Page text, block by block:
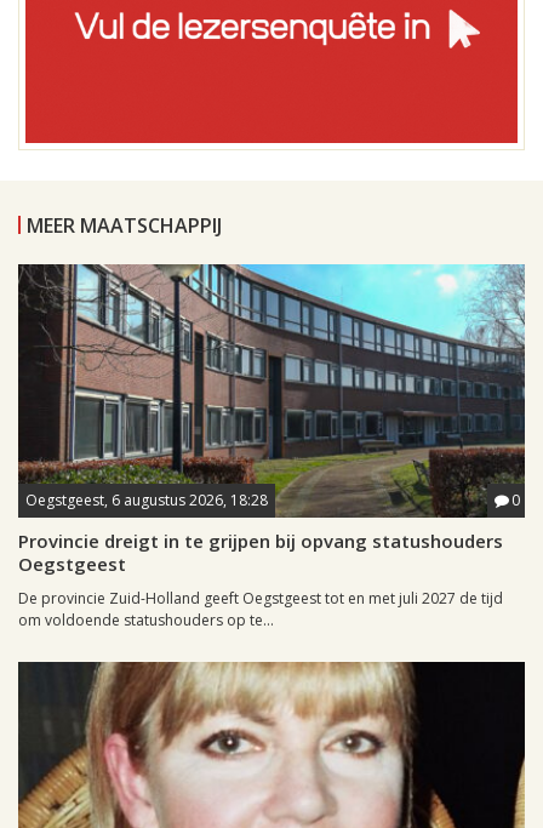
MEER MAATSCHAPPIJ
Oegstgeest, 6 augustus 2026, 18:28 0
Provincie dreigt in te grijpen bij opvang statushouders
Oegstgeest
De provincie Zuid-Holland geeft Oegstgeest tot en met juli 2027 de tijd
om voldoende statushouders op te...